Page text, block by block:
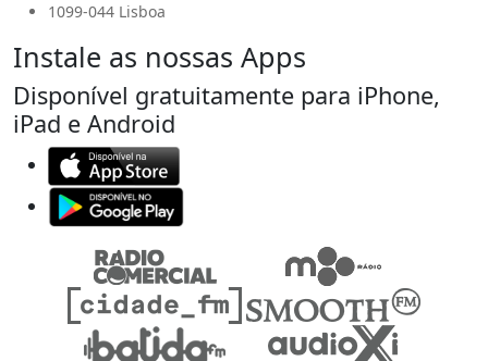
1099-044 Lisboa
Instale as nossas Apps
Disponível gratuitamente para iPhone,
iPad e Android